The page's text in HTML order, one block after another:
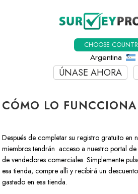
CHOOSE
Argentina
ÚNASE AHORA
CÓMO LO FUNCCIONA
Después de completar su registro gratuito en
miembros tendrán acceso a nuestro portal
de vendedores comerciales. Simplemente
esa tienda, compre allì y recibirá un
gastado en esa tienda.